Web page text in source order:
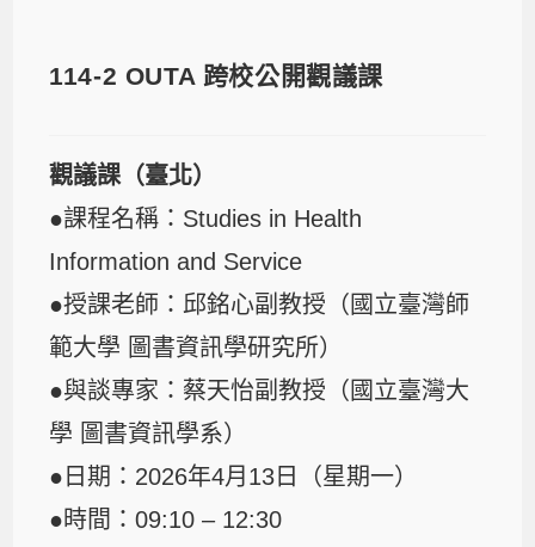
114-2 OUTA 跨校公開觀議課
觀議課（臺北）
●課程名稱：Studies in Health
Information and Service
●授課老師：邱銘心副教授（國立臺灣師
範大學 圖書資訊學研究所）
●與談專家：蔡天怡副教授（國立臺灣大
學 圖書資訊學系）
●日期：2026年4月13日（星期一）
●時間：09:10 – 12:30